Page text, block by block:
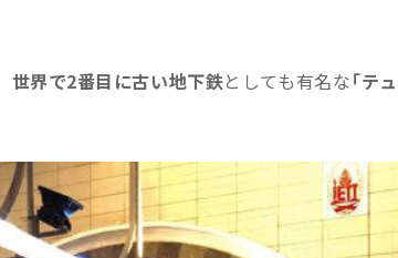
世界で2番目に古い地下鉄としても有名な「テュ